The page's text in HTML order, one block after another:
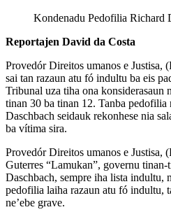
Kondenadu Pedofilia Richard
Reportajen David da Costa
Provedór Direitos umanos e Justisa,
sai tan razaun atu fó indultu ba eis
Tribunal uza tiha ona konsiderasaun
tinan 30 ba tinan 12. Tanba pedofilia
Daschbach seidauk rekonhese nia
ba vítima sira.
Provedór Direitos umanos e
Guterres “Lamukan”, governu
Daschbach, sempre iha lista indultu,
pedofilia laiha razaun atu fó indultu,
ne’ebe grave.